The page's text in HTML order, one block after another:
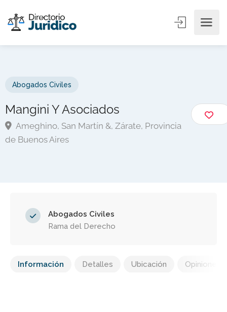
Abogados Civiles
Mangini Y Asociados
Ameghino, San Martín &, Zárate, Provincia
de Buenos Aires
Abogados Civiles
Rama del Derecho
Información Detalles Ubicación Opiniones